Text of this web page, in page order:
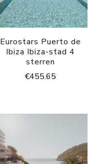
Eurostars Puerto de
Ibiza Ibiza-stad 4
sterren
€455.65